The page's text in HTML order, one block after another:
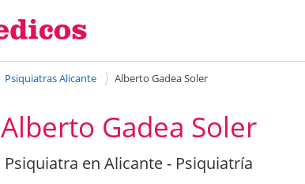
Psiquiatras Alicante Alberto Gadea Soler
Alberto Gadea Soler
Psiquiatra en Alicante - Psiquiatría